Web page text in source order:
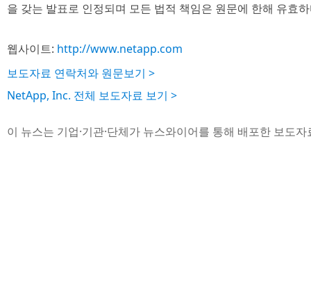
을 갖는 발표로 인정되며 모든 법적 책임은 원문에 한해 유효
웹사이트: http://www.netapp.com
보도자료 연락처와 원문보기 >
NetApp, Inc. 전체 보도자료 보기 >
이 뉴스는 기업·기관·단체가 뉴스와이어를 통해 배포한 보도